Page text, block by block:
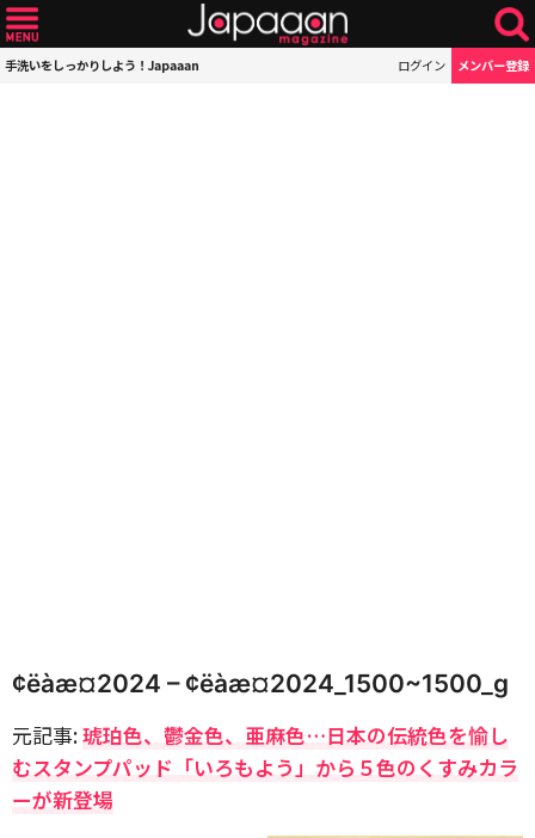
手洗いをしっかりしよう！Japaaan ログイン メンバー登録
¢ëàæ¤2024 – ¢ëàæ¤2024_1500~1500_g
元記事:琥珀色、鬱金色、亜麻色…日本の伝統色を愉し
むスタンプパッド「いろもよう」から５色のくすみカラ
ーが新登場